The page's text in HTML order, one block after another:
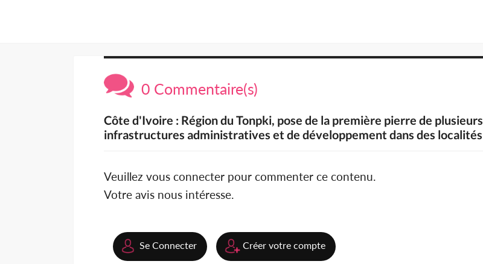
0 Commentaire(s)
Côte d'Ivoire : Région du Tonpki, pose de la première pierre de plusieurs
infrastructures administratives et de développement dans des localités
Veuillez vous connecter pour commenter ce contenu.
Votre avis nous intéresse.
Se Connecter Créer votre compte